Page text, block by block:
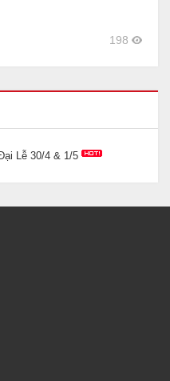
198
Lễ 30/4 & 1/5